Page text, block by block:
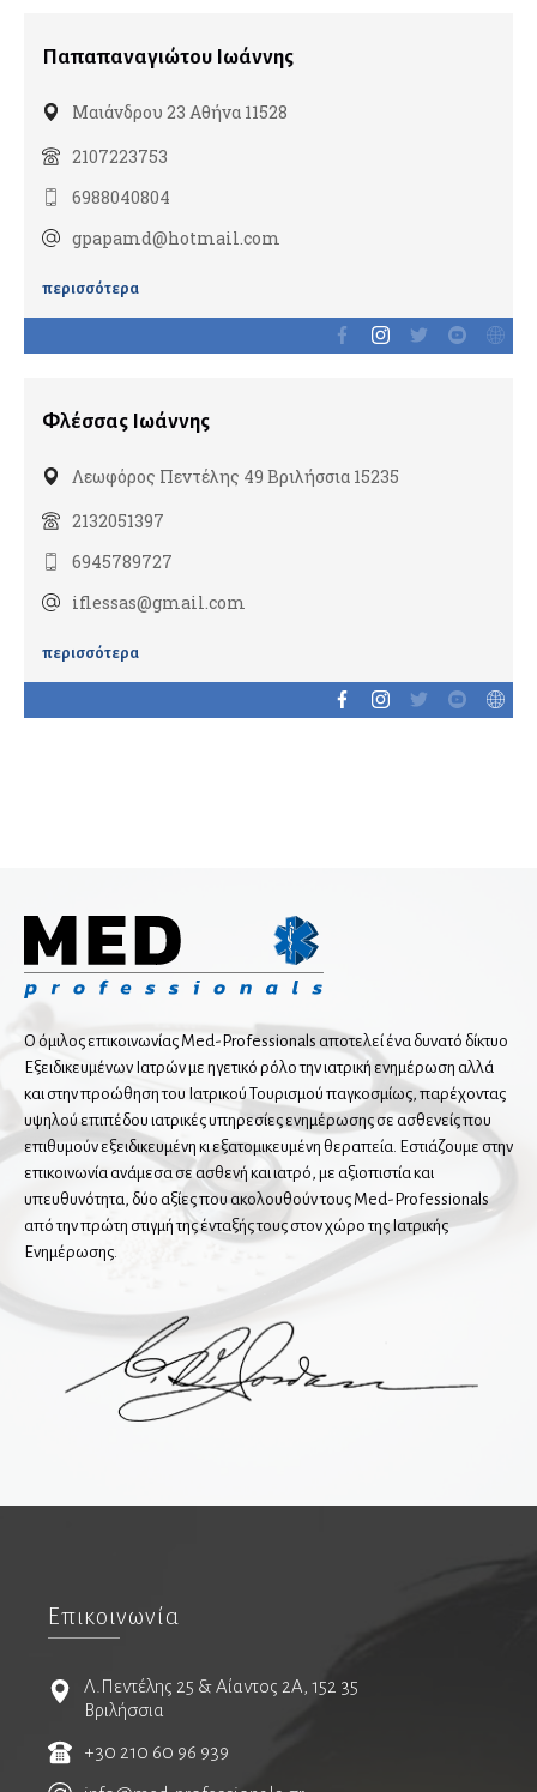
Οστεοπαθητικοί
Βιοσυντονισμός
Χειρουργοί μαστού
Χειρουργοί ογκολόγοι
Χειρουργοί σπονδυλικής στήλης
Ομοιοπαθητικοί
Ψυχολόγος
Ωτορινολαρυγγολόγοι
TOMATIS Consultant
Αισθητική Ιατρική
Πλαστική Επανορθωτική Χειρουργική Προσώπου
Ρομποτική Ωτορινολαρυγγολογία
Ευεξία-Υπηρεσίες
Φυσικοθεραπεία & Αποκατάσταση
Παπαπαναγιώτου Ιωάννης
Μαιάνδρου 23 Αθήνα 11528
2107223753
6988040804
gpapamd@hotmail.com
περισσότερα
Φλέσσας Ιωάννης
Λεωφόρος Πεντέλης 49 Βριλήσσια 15235
2132051397
6945789727
iflessas@gmail.com
περισσότερα
Ο όμιλος επικοινωνίας Med-Professionals αποτελεί ένα δυνατό δίκτυο
Εξειδικευμένων Ιατρών με ηγετικό ρόλο την ιατρική ενημέρωση αλλά
και στην προώθηση του Ιατρικού Τουρισμού παγκοσμίως, παρέχοντας
υψηλού επιπέδου ιατρικές υπηρεσίες ενημέρωσης σε ασθενείς που
επιθυμούν εξειδικευμένη κι εξατομικευμένη θεραπεία. Εστιάζουμε στην
επικοινωνία ανάμεσα σε ασθενή και ιατρό, με αξιοπιστία και
υπευθυνότητα, δύο αξίες που ακολουθούν τους Med-Professionals
από την πρώτη στιγμή της ένταξής τους στον χώρο της Ιατρικής
Ενημέρωσης.
Επικοινωνία
Λ.Πεντέλης 25 & Αίαντος 2Α, 152 35
Βριλήσσια
+30 210 60 96 939